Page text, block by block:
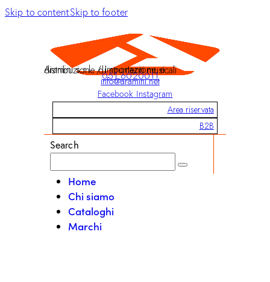
Skip to contentSkip to footer
Aramini s.r.l. / Importazione e distribuzione di strumenti musicali
051 6020011
info@aramini.net
Facebook Instagram
Area riservata
B2B
Search
Home
Chi siamo
Cataloghi
Marchi